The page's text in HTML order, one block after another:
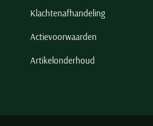
Klachtenafhandeling
Actievoorwaarden
Artikelonderhoud